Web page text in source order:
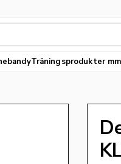
Träningsprodukter mm